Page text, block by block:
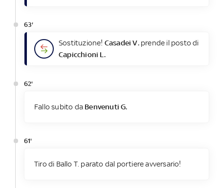
63'
Sostituzione! Casadei V.prende il posto di
Capicchioni L.
62'
Fallo subito da Benvenuti G.
61'
Tiro di Ballo T. parato dal portiere avversario!